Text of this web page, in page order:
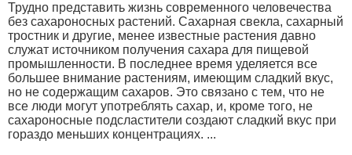
Трудно представить жизнь современного человечества
без сахароносных растений. Сахарная свекла, сахарный
тростник и другие, менее известные растения давно
служат источником получения сахара для пищевой
промышленности. В последнее время уделяется все
большее внимание растениям, имеющим сладкий вкус,
но не содержащим сахаров. Это связано с тем, что не
все люди могут употреблять сахар, и, кроме того, не
сахароносные подсластители создают сладкий вкус при
гораздо меньших концентрациях. ...